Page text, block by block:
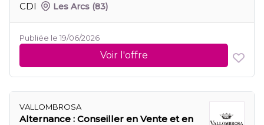
CDI
Les Arcs (83)
Publiée le 19/06/2026
Voir l'offre
VALLOMBROSA
Alternance : Conseiller en Vente et en